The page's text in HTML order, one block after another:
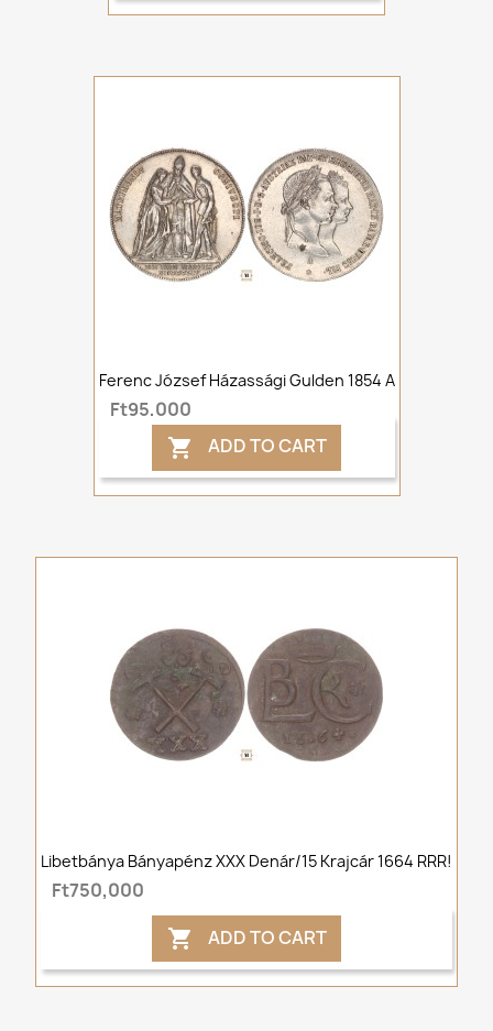
Ferenc József Házassági Gulden 1854 A
Ft95,000
 ADD TO CART
Libetbánya Bányapénz XXX Denár/15 Krajcár 1664 RRR!
Ft750,000
 ADD TO CART